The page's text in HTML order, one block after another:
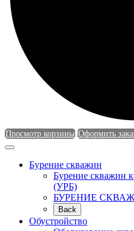
Просмотр корзины Оформить
Бурение скважин
Бурение скважин
(УРБ)
БУРЕНИЕ
Back
Обустройство